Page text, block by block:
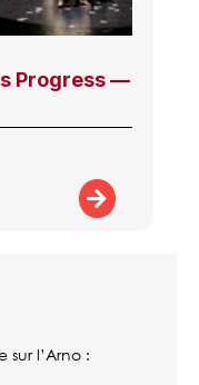
Progress —
sur l’Arno :